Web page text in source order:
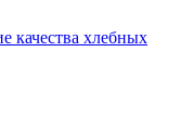
качества хлебных